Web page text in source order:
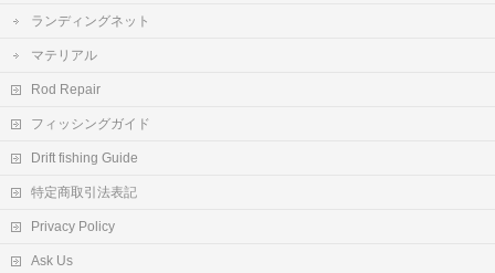
ランディングネット
マテリアル
Rod Repair
フィッシングガイド
Drift fishing Guide
特定商取引法表記
Privacy Policy
Ask Us